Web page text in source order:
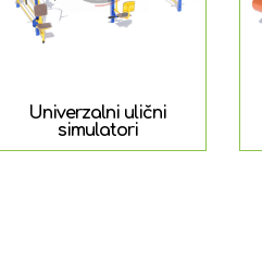
Univerzalni ulični
simulatori